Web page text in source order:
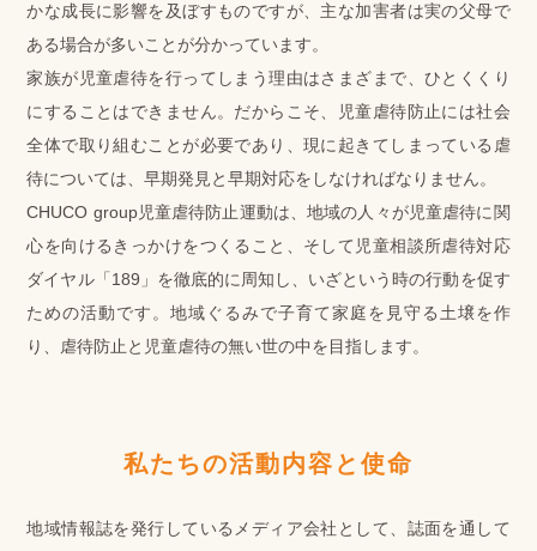
かな成長に影響を及ぼすものですが、主な加害者は実の父母で
ある場合が多いことが分かっています。
家族が児童虐待を行ってしまう理由はさまざまで、ひとくくり
にすることはできません。だからこそ、児童虐待防止には社会
全体で取り組むことが必要であり、現に起きてしまっている虐
待については、早期発見と早期対応をしなければなりません。
CHUCO group児童虐待防止運動は、地域の人々が児童虐待に関
心を向けるきっかけをつくること、そして児童相談所虐待対応
ダイヤル「189」を徹底的に周知し、いざという時の行動を促す
ための活動です。地域ぐるみで子育て家庭を見守る土壌を作
り、虐待防止と児童虐待の無い世の中を目指します。
私たちの活動内容と使命
地域情報誌を発行しているメディア会社として、誌面を通して